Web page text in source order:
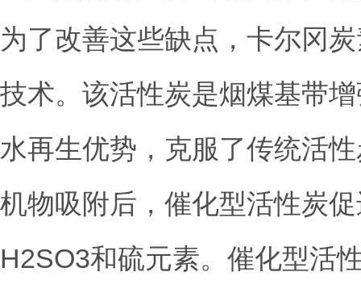
为了改善这些缺点，卡尔冈
技术。该活性炭是烟煤基带
水再生优势，克服了传统活
机物吸附后，催化型活性炭
H2SO3和硫元素。催化型活